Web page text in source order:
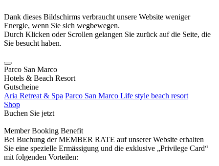
Dank dieses Bildschirms verbraucht unsere Website weniger
Energie, wenn Sie sich wegbewegen.
Durch Klicken oder Scrollen gelangen Sie zurück auf die Seite, die
Sie besucht haben.
Parco San Marco
Hotels & Beach Resort
Gutscheine
Aria Retreat & Spa Parco San Marco Life style beach resort
Shop
Buchen Sie jetzt
Member Booking Benefit
Bei Buchung der MEMBER RATE auf unserer Website erhalten
Sie eine spezielle Ermässigung und die exklusive „Privilege Card“
mit folgenden Vorteilen: